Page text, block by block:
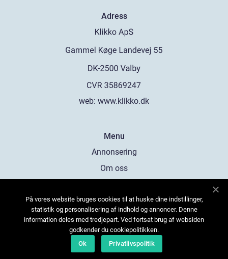
Adress
web: www.klikko.dk
Menu
Annonsering
Om oss
Kontakta oss
Sitemap
På vores website bruges cookies til at huske dine indstillinger,
statistik og personalisering af indhold og annoncer. Denne
information deles med tredjepart. Ved fortsat brug af websiden
godkender du cookiepolitikken.
Ok
Privatlivspolitik